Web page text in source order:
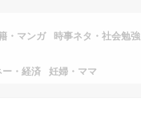
・マンガ 時事ネタ・社会勉強
ー・経済 妊婦・ママ